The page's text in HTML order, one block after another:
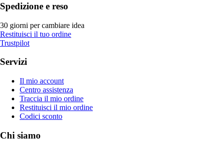
Spedizione e reso
30 giorni per cambiare idea
Restituisci il tuo ordine
Trustpilot
Servizi
Il mio account
Centro assistenza
Traccia il mio ordine
Restituisci il mio ordine
Codici sconto
Chi siamo